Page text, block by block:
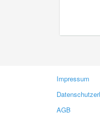
Impressum
AGB